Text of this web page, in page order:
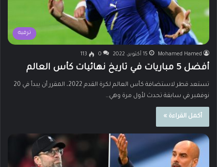
ترفيه
Mohamed Hamed 15 أكتوبر، 2022 0
113
أفضل 5 مباريات في تاريخ نهائيات كأس العالم
تستعد قطر لاستضافة كأس العالم لكرة القدم 2022، المقرر أن يبدأ في 20
نوفمبر في سابقة تحدث لأول مرة وهي…
أكمل القراءة »